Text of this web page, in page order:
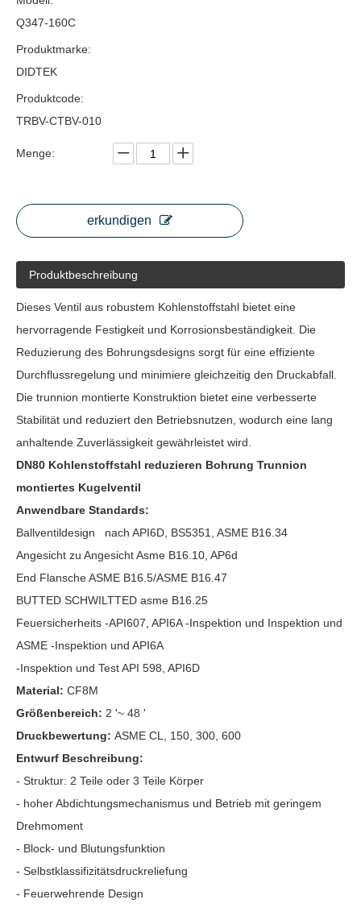
Q347-160C
Produktmarke:
DIDTEK
Produktcode:
TRBV-CTBV-010
Menge:
erkundigen
Produktbeschreibung
Dieses Ventil aus robustem Kohlenstoffstahl bietet eine
hervorragende Festigkeit und Korrosionsbeständigkeit. Die
Reduzierung des Bohrungsdesigns sorgt für eine effiziente
Durchflussregelung und minimiere gleichzeitig den Druckabfall.
Die trunnion montierte Konstruktion bietet eine verbesserte
Stabilität und reduziert den Betriebsnutzen, wodurch eine lang
anhaltende Zuverlässigkeit gewährleistet wird.
DN80 Kohlenstoffstahl reduzieren Bohrung Trunnion
montiertes Kugelventil
Anwendbare Standards:
Ballventildesign nach API6D, BS5351, ASME B16.34
Angesicht zu Angesicht Asme B16.10, AP6d
End Flansche ASME B16.5/ASME B16.47
BUTTED SCHWILTTED asme B16.25
Feuersicherheits -API607, API6A -Inspektion und Inspektion und
ASME -Inspektion und API6A
-Inspektion und Test API 598, API6D
Material: CF8M
Größenbereich: 2 '~ 48 '
Druckbewertung: ASME CL, 150, 300, 600
Entwurf Beschreibung:
- Struktur: 2 Teile oder 3 Teile Körper
- hoher Abdichtungsmechanismus und Betrieb mit geringem
Drehmoment
- Block- und Blutungsfunktion
- Selbstklassifizitätsdruckreliefung
- Feuerwehrende Design